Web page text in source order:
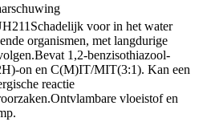
Schadelijk voor in het water
organismen, met langdurige
Bevat 1,2-benzisothiazool-
on en C(M)IT/MIT(3:1). Kan een
reactie
Ontvlambare vloeistof en